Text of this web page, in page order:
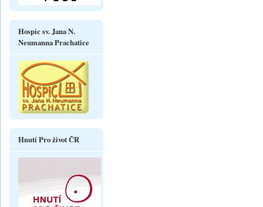
Hospic sv. Jana N.
Neumanna Prachatice
Hnutí Pro život ČR